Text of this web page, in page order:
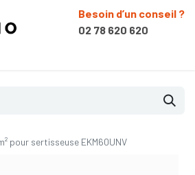
Besoin d’un conseil ?
02 78 620 620
pour sertisseuse EKM60UNV